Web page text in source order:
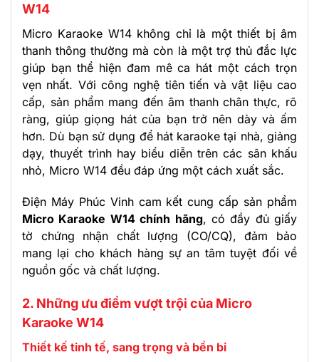
W14
Micro Karaoke W14 không chỉ là một thiết bị âm
thanh thông thường mà còn là một trợ thủ đắc lực
giúp bạn thể hiện đam mê ca hát một cách trọn
vẹn nhất. Với công nghệ tiên tiến và vật liệu cao
cấp, sản phẩm mang đến âm thanh chân thực, rõ
ràng, giúp giọng hát của bạn trở nên dày và ấm
hơn. Dù bạn sử dụng để hát karaoke tại nhà, giảng
dạy, thuyết trình hay biểu diễn trên các sân khấu
nhỏ, Micro W14 đều đáp ứng một cách xuất sắc.
Điện Máy Phúc Vinh cam kết cung cấp sản phẩm
Micro Karaoke W14 chính hãng, có đầy đủ giấy
tờ chứng nhận chất lượng (CO/CQ), đảm bảo
mang lại cho khách hàng sự an tâm tuyệt đối về
nguồn gốc và chất lượng.
2. Những ưu điểm vượt trội của Micro
Karaoke W14
Thiết kế tinh tế, sang trọng và bền bỉ